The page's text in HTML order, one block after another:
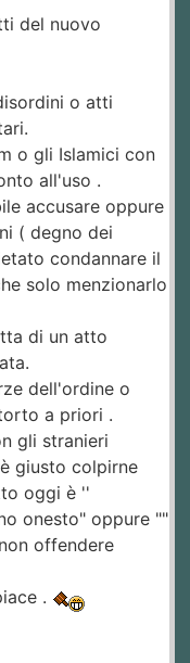
del nuovo
o atti
o gli Islamici con
all'uso .
accusare oppure
( degno dei
condannare il
solo menzionarlo
di un atto
dell'ordine o
a priori .
gli stranieri
giusto colpirne
oggi è ''
onesto" oppure ""
offendere
.